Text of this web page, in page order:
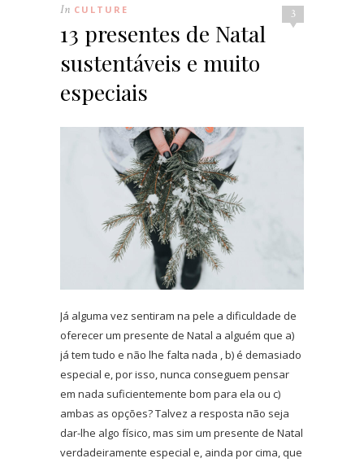
3
In CULTURE
13 presentes de Natal
sustentáveis e muito
especiais
Já alguma vez sentiram na pele a dificuldade de
oferecer um presente de Natal a alguém que a)
já tem tudo e não lhe falta nada , b) é demasiado
especial e, por isso, nunca conseguem pensar
em nada suficientemente bom para ela ou c)
ambas as opções? Talvez a resposta não seja
dar-lhe algo físico, mas sim um presente de Natal
verdadeiramente especial e, ainda por cima, que